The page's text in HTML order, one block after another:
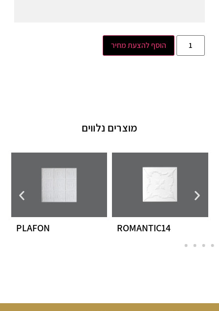
הוסף להצעת מחיר
מוצרים נלווים
ROMANTIC14
PLAFON